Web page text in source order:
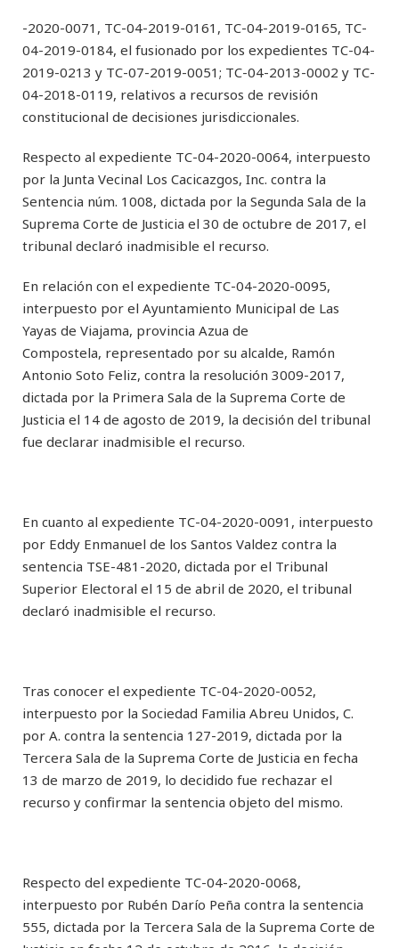
-2020-0071, TC-04-2019-0161, TC-04-2019-0165, TC-
04-2019-0184, el fusionado por los expedientes TC-04-
2019-0213 y TC-07-2019-0051; TC-04-2013-0002 y TC-
04-2018-0119, relativos a recursos de revisión
constitucional de decisiones jurisdiccionales.
Respecto al expediente TC-04-2020-0064, interpuesto
por la Junta Vecinal Los Cacicazgos, Inc. contra la
Sentencia núm. 1008, dictada por la Segunda Sala de la
Suprema Corte de Justicia el 30 de octubre de 2017, el
tribunal declaró inadmisible el recurso.
En relación con el expediente TC-04-2020-0095,
interpuesto por el Ayuntamiento Municipal de Las
Yayas de Viajama, provincia Azua de
Compostela, representado por su alcalde, Ramón
Antonio Soto Feliz, contra la resolución 3009-2017,
dictada por la Primera Sala de la Suprema Corte de
Justicia el 14 de agosto de 2019, la decisión del tribunal
fue declarar inadmisible el recurso.
En cuanto al expediente TC-04-2020-0091, interpuesto
por Eddy Enmanuel de los Santos Valdez contra la
sentencia TSE-481-2020, dictada por el Tribunal
Superior Electoral el 15 de abril de 2020, el tribunal
declaró inadmisible el recurso.
Tras conocer el expediente TC-04-2020-0052,
interpuesto por la Sociedad Familia Abreu Unidos, C.
por A. contra la sentencia 127-2019, dictada por la
Tercera Sala de la Suprema Corte de Justicia en fecha
13 de marzo de 2019, lo decidido fue rechazar el
recurso y confirmar la sentencia objeto del mismo.
Respecto del expediente TC-04-2020-0068,
interpuesto por Rubén Darío Peña contra la sentencia
555, dictada por la Tercera Sala de la Suprema Corte de